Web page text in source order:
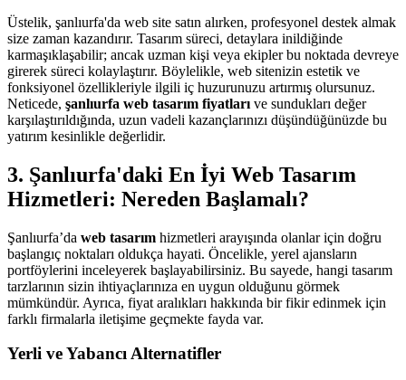
Üstelik, şanlıurfa'da web site satın alırken, profesyonel destek almak
size zaman kazandırır. Tasarım süreci, detaylara inildiğinde
karmaşıklaşabilir; ancak uzman kişi veya ekipler bu noktada devreye
girerek süreci kolaylaştırır. Böylelikle, web sitenizin estetik ve
fonksiyonel özellikleriyle ilgili iç huzurunuzu artırmış olursunuz.
Neticede, şanlıurfa web tasarım fiyatları ve sundukları değer
karşılaştırıldığında, uzun vadeli kazançlarınızı düşündüğünüzde bu
yatırım kesinlikle değerlidir.
3. Şanlıurfa'daki En İyi Web Tasarım
Hizmetleri: Nereden Başlamalı?
Şanlıurfa’da web tasarım hizmetleri arayışında olanlar için doğru
başlangıç noktaları oldukça hayati. Öncelikle, yerel ajansların
portföylerini inceleyerek başlayabilirsiniz. Bu sayede, hangi tasarım
tarzlarının sizin ihtiyaçlarınıza en uygun olduğunu görmek
mümkündür. Ayrıca, fiyat aralıkları hakkında bir fikir edinmek için
farklı firmalarla iletişime geçmekte fayda var.
Yerli ve Yabancı Alternatifler